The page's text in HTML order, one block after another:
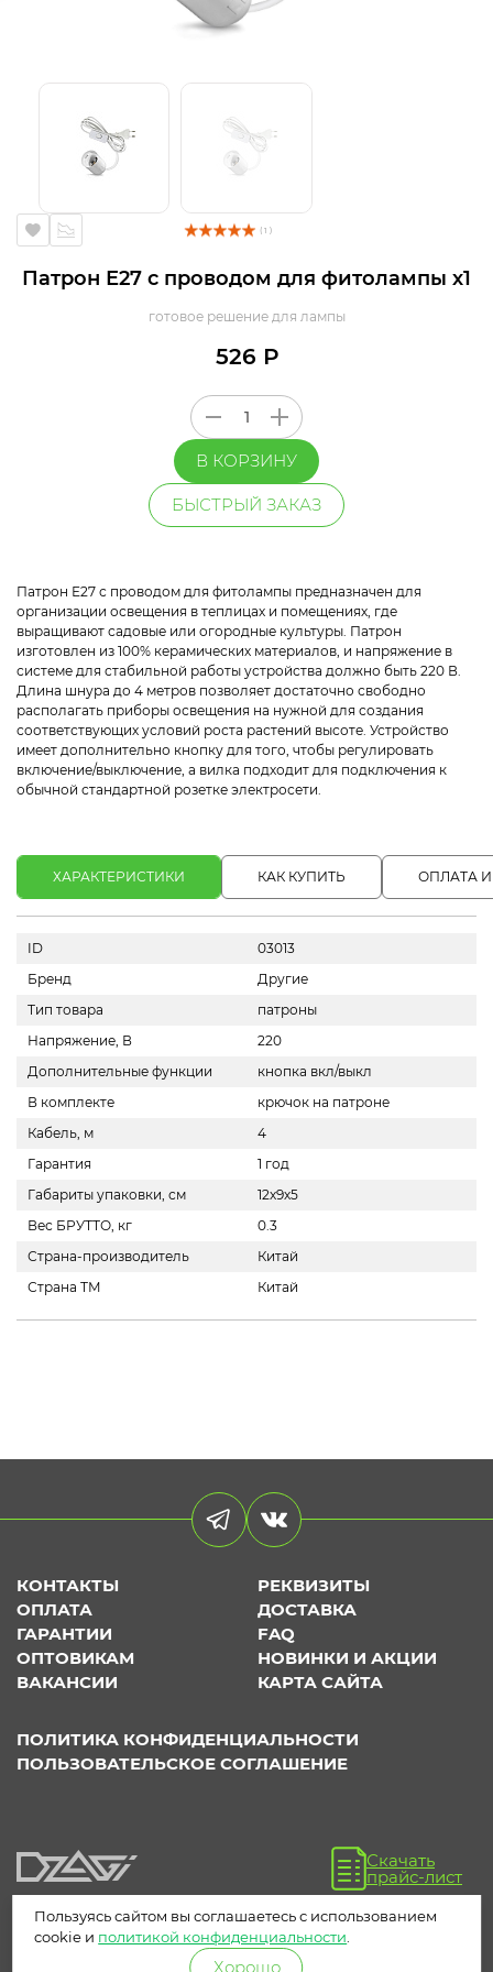
( 1 )
Патрон Е27 с проводом для фитолампы х1
готовое решение для лампы
526 Р
В КОРЗИНУ
БЫСТРЫЙ ЗАКАЗ
Патрон Е27 с проводом для фитолампы предназначен для
организации освещения в теплицах и помещениях, где
выращивают садовые или огородные культуры. Патрон
изготовлен из 100% керамических материалов, и напряжение в
системе для стабильной работы устройства должно быть 220 В.
Длина шнура до 4 метров позволяет достаточно свободно
располагать приборы освещения на нужной для создания
соответствующих условий роста растений высоте. Устройство
имеет дополнительно кнопку для того, чтобы регулировать
включение/выключение, а вилка подходит для подключения к
обычной стандартной розетке электросети.
ХАРАКТЕРИСТИКИ КАК КУПИТЬ ОПЛАТА
ID
03013
Бренд
Другие
Тип товара
патроны
Напряжение, В
220
Дополнительные функции
кнопка вкл/выкл
В комплекте
крючок на патроне
Кабель, м
4
Гарантия
1 год
Габариты упаковки, см
12х9х5
Вес БРУТТО, кг
0.3
Страна-производитель
Китай
Страна ТМ
Китай
КОНТАКТЫ
РЕКВИЗИТЫ
ОПЛАТА
ДОСТАВКА
ГАРАНТИИ
FAQ
ОПТОВИКАМ
НОВИНКИ И АКЦИИ
ВАКАНСИИ
КАРТА САЙТА
ПОЛИТИКА КОНФИДЕНЦИАЛЬНОСТИ
ПОЛЬЗОВАТЕЛЬСКОЕ СОГЛАШЕНИЕ
Скачать
прайс-лист
Пользуясь сайтом вы соглашаетесь с использованием
cookie и политикой конфиденциальности
Хорошо